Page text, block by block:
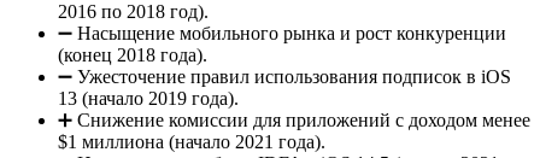
2016 по 2018 год).
➖ Насыщение мобильного рынка и рост конкуренции
(конец 2018 года).
➖ Ужесточение правил использования подписок в iOS
13 (начало 2019 года).
➕ Снижение комиссии для приложений с доходом менее
$1 миллиона (начало 2021 года).